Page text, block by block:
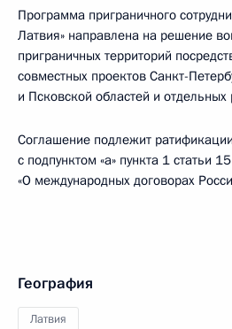
Программа приграничного
Латвия» направлена на решение
приграничных территорий
совместных проектов Санкт-
и Псковской областей и отдельных
Соглашение подлежит
с подпунктом «а» пункта 1 статьи
«О международных договорах
География
Латвия